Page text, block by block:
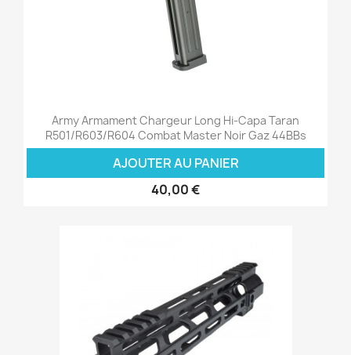
Army Armament Chargeur Long Hi-Capa Taran
R501/R603/R604 Combat Master Noir Gaz 44BBs
AJOUTER AU PANIER
40,00 €